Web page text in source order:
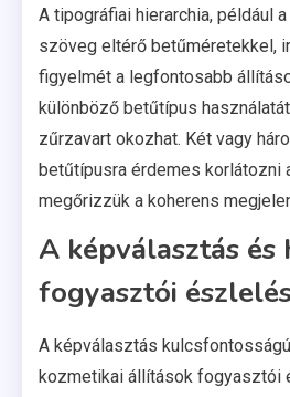
A tipográfiai hierarchia, például
szöveg eltérő betűméretekkel,
figyelmét a legfontosabb
különböző betűtípus
zűrzavart okozhat. Két vagy
betűtípusra érdemes korlátozni
megőrizzük a koherens
A képválasztás és
fogyasztói
A képválasztás
kozmetikai állítások fogyasztói